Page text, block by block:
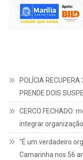
POLÍCIA RECUPERA
PRENDE DOIS
CERCO FECHADO:
integrar
“É um verdadeiro
Camarinha nos 56